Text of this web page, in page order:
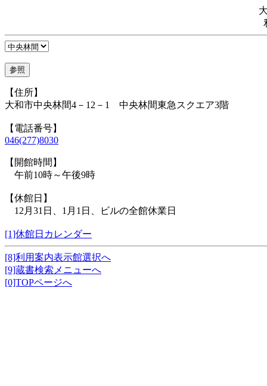
【住所】
大和市中央林間4－12－1 中央林間東急スクエア3階
【電話番号】
046(277)8030
【開館時間】
午前10時～午後9時
【休館日】
12月31日、1月1日、ビルの全館休業日
[1]休館日カレンダー
[8]利用案内表示館選択へ
[9]蔵書検索メニューへ
[0]TOPページへ